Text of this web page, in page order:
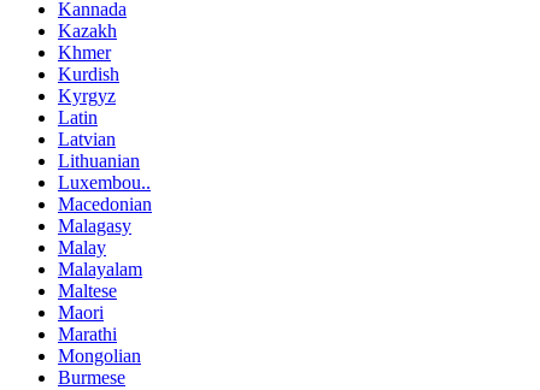
Kannada
Kazakh
Khmer
Kurdish
Kyrgyz
Latin
Latvian
Lithuanian
Luxembou..
Macedonian
Malagasy
Malay
Malayalam
Maltese
Maori
Marathi
Mongolian
Burmese